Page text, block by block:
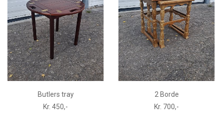
Butlers tray
Kr. 450,-
2 Borde
Kr. 700,-